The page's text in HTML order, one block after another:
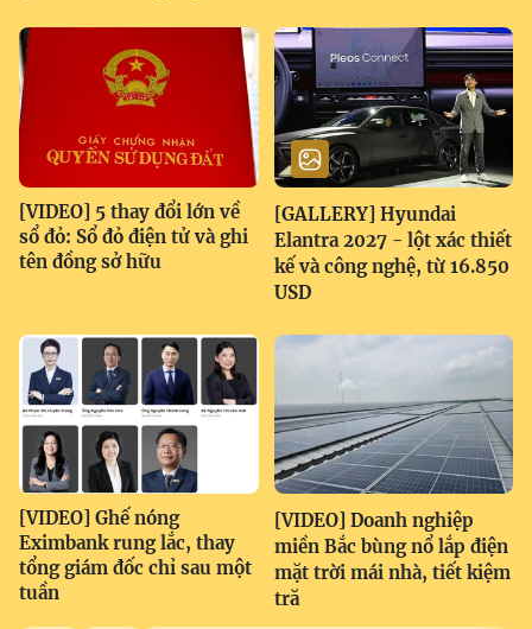
[VIDEO] 5 thay đổi lớn về
sổ đỏ: Sổ đỏ điện tử và ghi
tên đồng sở hữu
[GALLERY] Hyundai
Elantra 2027 - lột xác thiết
kế và công nghệ, từ 16.850
USD
[VIDEO] Ghế nóng
Eximbank rung lắc, thay
tổng giám đốc chỉ sau một
tuần
[VIDEO] Doanh nghiệp
miền Bắc bùng nổ lắp điện
mặt trời mái nhà, tiết kiệm
tră